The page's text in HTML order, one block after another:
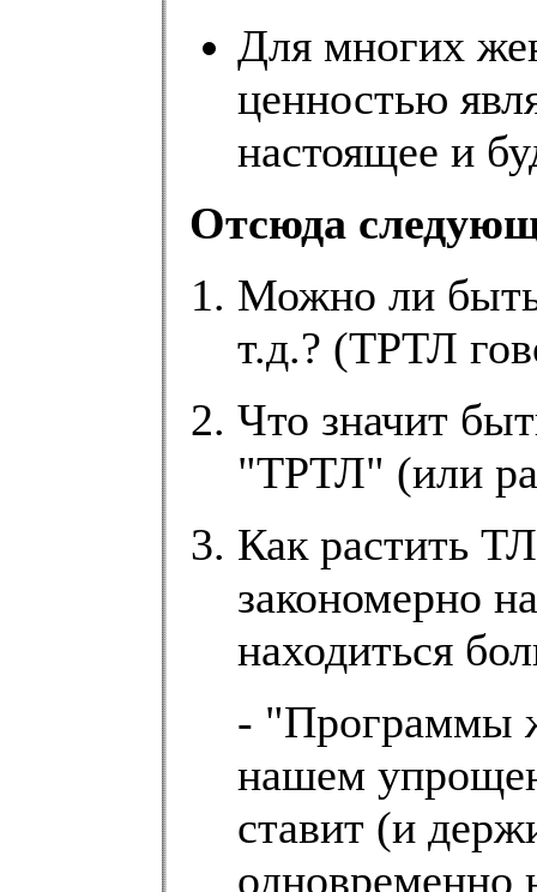
Для многих
ценностью
настоящее и
Отсюда
Можно ли
т.д.? (ТРТЛ
Что значит
"ТРТЛ" (или
Как растить
закономерно
находиться
- "Программы
нашем
ставит (и
одновременно